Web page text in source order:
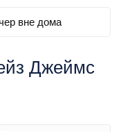
вне дома
Джеймс